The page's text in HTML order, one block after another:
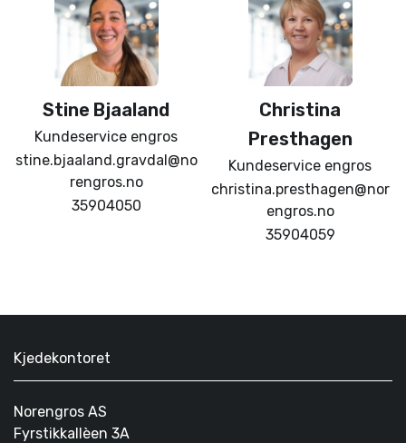
Stine Bjaaland
Kundeservice engros
stine.bjaaland.gravdal@no
rengros.no
35904050
Christina
Presthagen
Kundeservice engros
christina.presthagen@nor
engros.no
35904059
Kjedekontoret
Norengros AS
Fyrstikkallèen 3A